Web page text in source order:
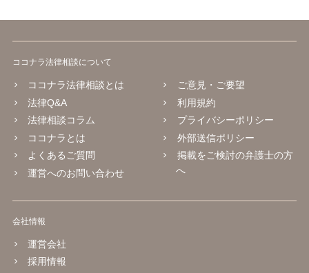
ココナラ法律相談について
ココナラ法律相談とは
法律Q&A
法律相談コラム
ココナラとは
よくあるご質問
運営へのお問い合わせ
ご意見・ご要望
利用規約
プライバシーポリシー
外部送信ポリシー
掲載をご検討の弁護士の方
へ
会社情報
運営会社
採用情報